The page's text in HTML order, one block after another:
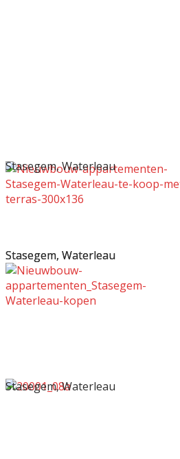
Stasegem, Waterleau
Stasegem, Waterleau
Stasegem, Waterleau
Stasegem, Waterleau